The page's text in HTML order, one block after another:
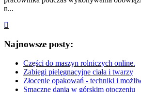
n...
Najnowsze posty:
Części do maszyn rolniczych online.
Zabiegi pielęgnacyjne ciała i twarzy
Złocenie opakowań - techniki i
Smaczne dania w górskim otoczeniu